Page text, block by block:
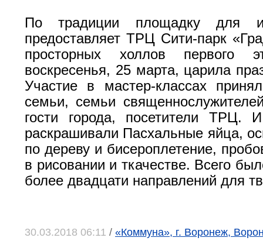
По традиции площадку для
предоставляет ТРЦ Сити-парк
просторных холлов первого
воскресенья, 25 марта, царила
Участие в мастер-классах
семьи, семьи
гости города, посетители
раскрашивали Пасхальные яйца,
по дереву и бисероплетение,
в рисовании и ткачестве. Всего
более двадцати направлений для
30.03.2018 06:11 / «Коммуна», г. Воронеж,